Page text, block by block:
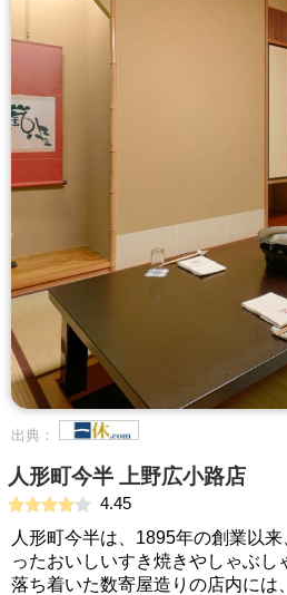
出典：
人形町今半 上野広小路店
4.45
人形町今半は、1895年の創業以
ったおいしいすき焼きやしゃぶし
落ち着いた数寄屋造りの店内には